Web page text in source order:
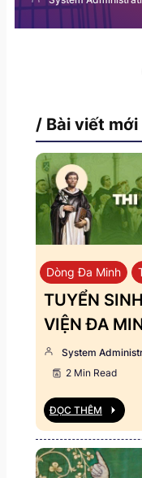
/ Bài viết mới
Dòng Đa Minh
TUYỂN
VIỆN ĐA
System
2 Min Read
ĐỌC THÊM